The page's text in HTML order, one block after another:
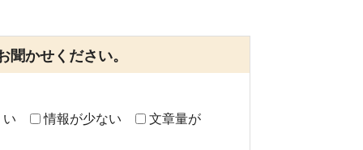
かせください。
い 情報が少ない 文章量が